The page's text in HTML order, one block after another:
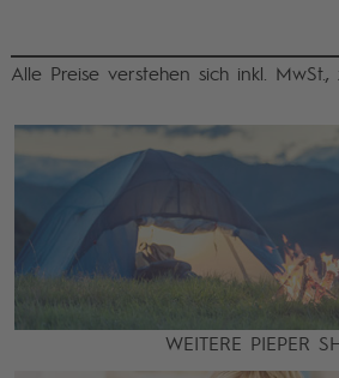
Alle Preise verstehen sich inkl. MwSt.,
WEITERE PIEPER